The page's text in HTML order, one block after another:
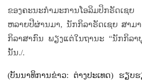
ຂອງ​ຄະ​ນະ​ກຳ​ມະ​ການ​ໂອ​ລິ​ມ​ປິກ​ຣັດ​ເຊຍ
ຫລາຍ​ປີ​ຜ່ານ​ມາ, ນັກ​ກິ​ລາ​ຣັດ​ເຊຍ​ ສາ​ມ
ກິ​ລາ​ສາ​ກົນ ​ພຽງ​ແຕ່​​ໃນ​ຖາ​ນະ “​ນັກ​ກິ​ລາ​
ນັ້ນ./.
(ບັນນາທິການຂ່າວ: ຕ່າງປະເທດ) ຮຽບ